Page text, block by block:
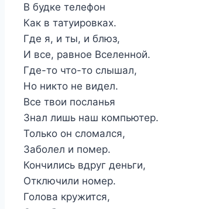
В будке телефон
Как в татуировках.
Где я, и ты, и блюз,
И все, равное Вселенной.
Где-то что-то слышал,
Но никто не видел.
Все твои посланья
Знал лишь наш компьютер.
Только он сломался,
Заболел и помер.
Кончились вдруг деньги,
Отключили номер.
Голова кружится,